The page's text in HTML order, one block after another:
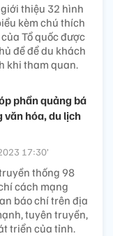
thiệu 32 hình
kèm chú thích
Tổ quốc được
đề để du khách
khi tham quan.
phần quảng bá
văn hóa, du lịch
17:30’
thống 98
cách mạng
báo chí trên địa
tuyên truyền,
triển của tỉnh.